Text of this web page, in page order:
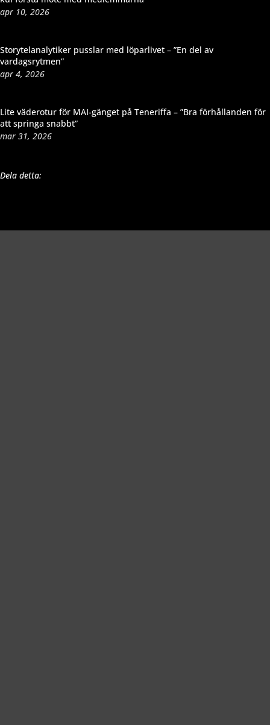
apr 10, 2026
Storytelanalytiker pusslar med löparlivet – ”En del av
vardagsrytmen”
apr 4, 2026
Lite väderotur för MAI-gänget på Teneriffa – ”Bra förhållanden för
att springa snabbt”
mar 31, 2026
Dela detta: